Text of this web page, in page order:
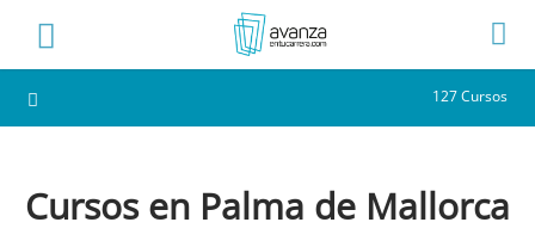
127 Cursos
Cursos en Palma de Mallorca